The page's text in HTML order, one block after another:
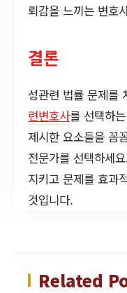
뢰감을 느끼는 변호
결론
성관련 법률 문제를
련변호사를 선택하
제시한 요소들을 꼼
전문가를 선택하세
지키고 문제를 효과
것입니다.
Related